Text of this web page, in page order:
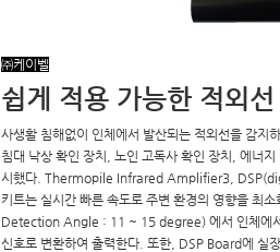
㈜케이벨
쉽게 적용 가능한 적외
사생활 침해없이 인체에서 발산되는 적외선을 감지
침대 낙상 확인 장치, 노인 고독사 확인 장치, 에너
시했다. Thermopile Infrared Amplifier3,
키트는 실시간 빠른 속도로 주변 환경의 영향을 최
Detection Angle : 11 ~ 15 degree) 에서 인체에서
신호로 변환하여 출력한다. 또한, DSP Board에 실